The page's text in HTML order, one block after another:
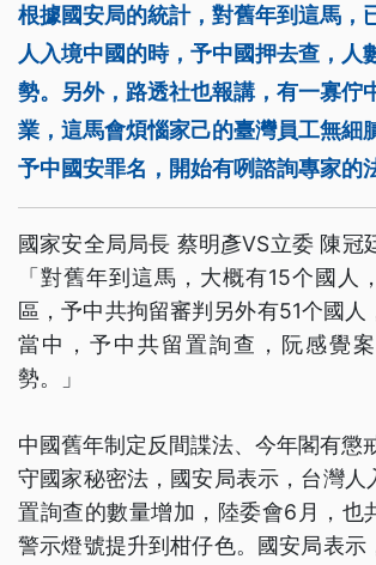
根據國安局的統計，對舊年到這馬，
人入境中國的時，予中國押去查，人
勢。另外，路透社也報講，有一寡佇
業，這馬會煩惱家己的臺灣員工無細
予中國安罪名，開始有咧諮詢專家的
國家安全局局長 蔡明彥VS立委 陳冠
「對舊年到這馬，大概有15个國人
區，予中共拘留審判另外有51个國人
當中，予中共留置詢查，阮感覺
勢。」
中國舊年制定反間諜法、今年閣有懲
守國家秘密法，國安局表示，台灣人
置詢查的數量增加，陸委會6月，也
警示燈號提升到柑仔色。國安局表示